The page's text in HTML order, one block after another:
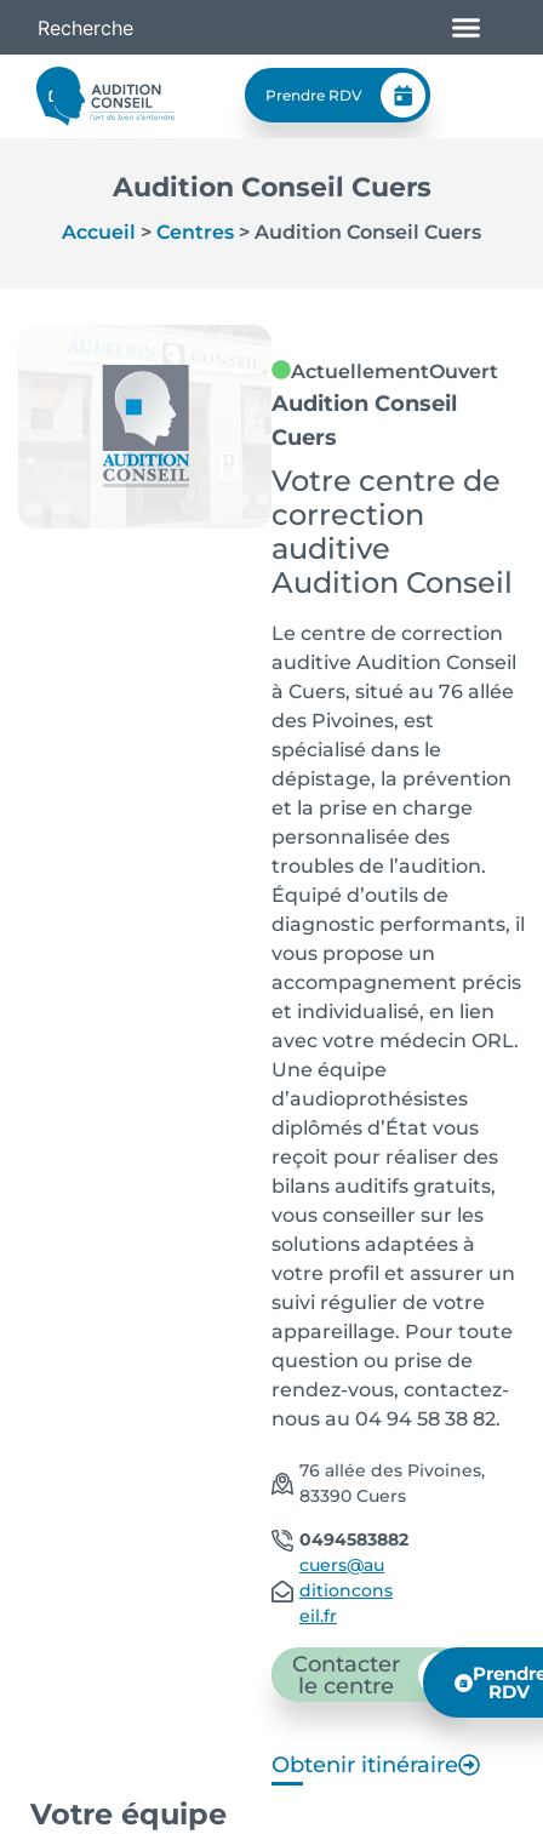
Prendre RDV
Audition Conseil Cuers
Accueil > Centres > Audition Conseil Cuers
ActuellementOuvert
Audition Conseil
Cuers
Votre centre de
correction
auditive
Audition Conseil
Le centre de correction
auditive Audition Conseil
à Cuers, situé au 76 allée
des Pivoines, est
spécialisé dans le
dépistage, la prévention
et la prise en charge
personnalisée des
troubles de l’audition.
Équipé d’outils de
diagnostic performants, il
vous propose un
accompagnement précis
et individualisé, en lien
avec votre médecin ORL.
Une équipe
d’audioprothésistes
diplômés d’État vous
reçoit pour réaliser des
bilans auditifs gratuits,
vous conseiller sur les
solutions adaptées à
votre profil et assurer un
suivi régulier de votre
appareillage. Pour toute
question ou prise de
rendez-vous, contactez-
nous au 04 94 58 38 82.
76 allée des Pivoines,
83390 Cuers
0494583882
cuers@au
ditioncons
eil.fr
Contacter
le centre
RDV
Obtenir itinéraire
Votre équipe